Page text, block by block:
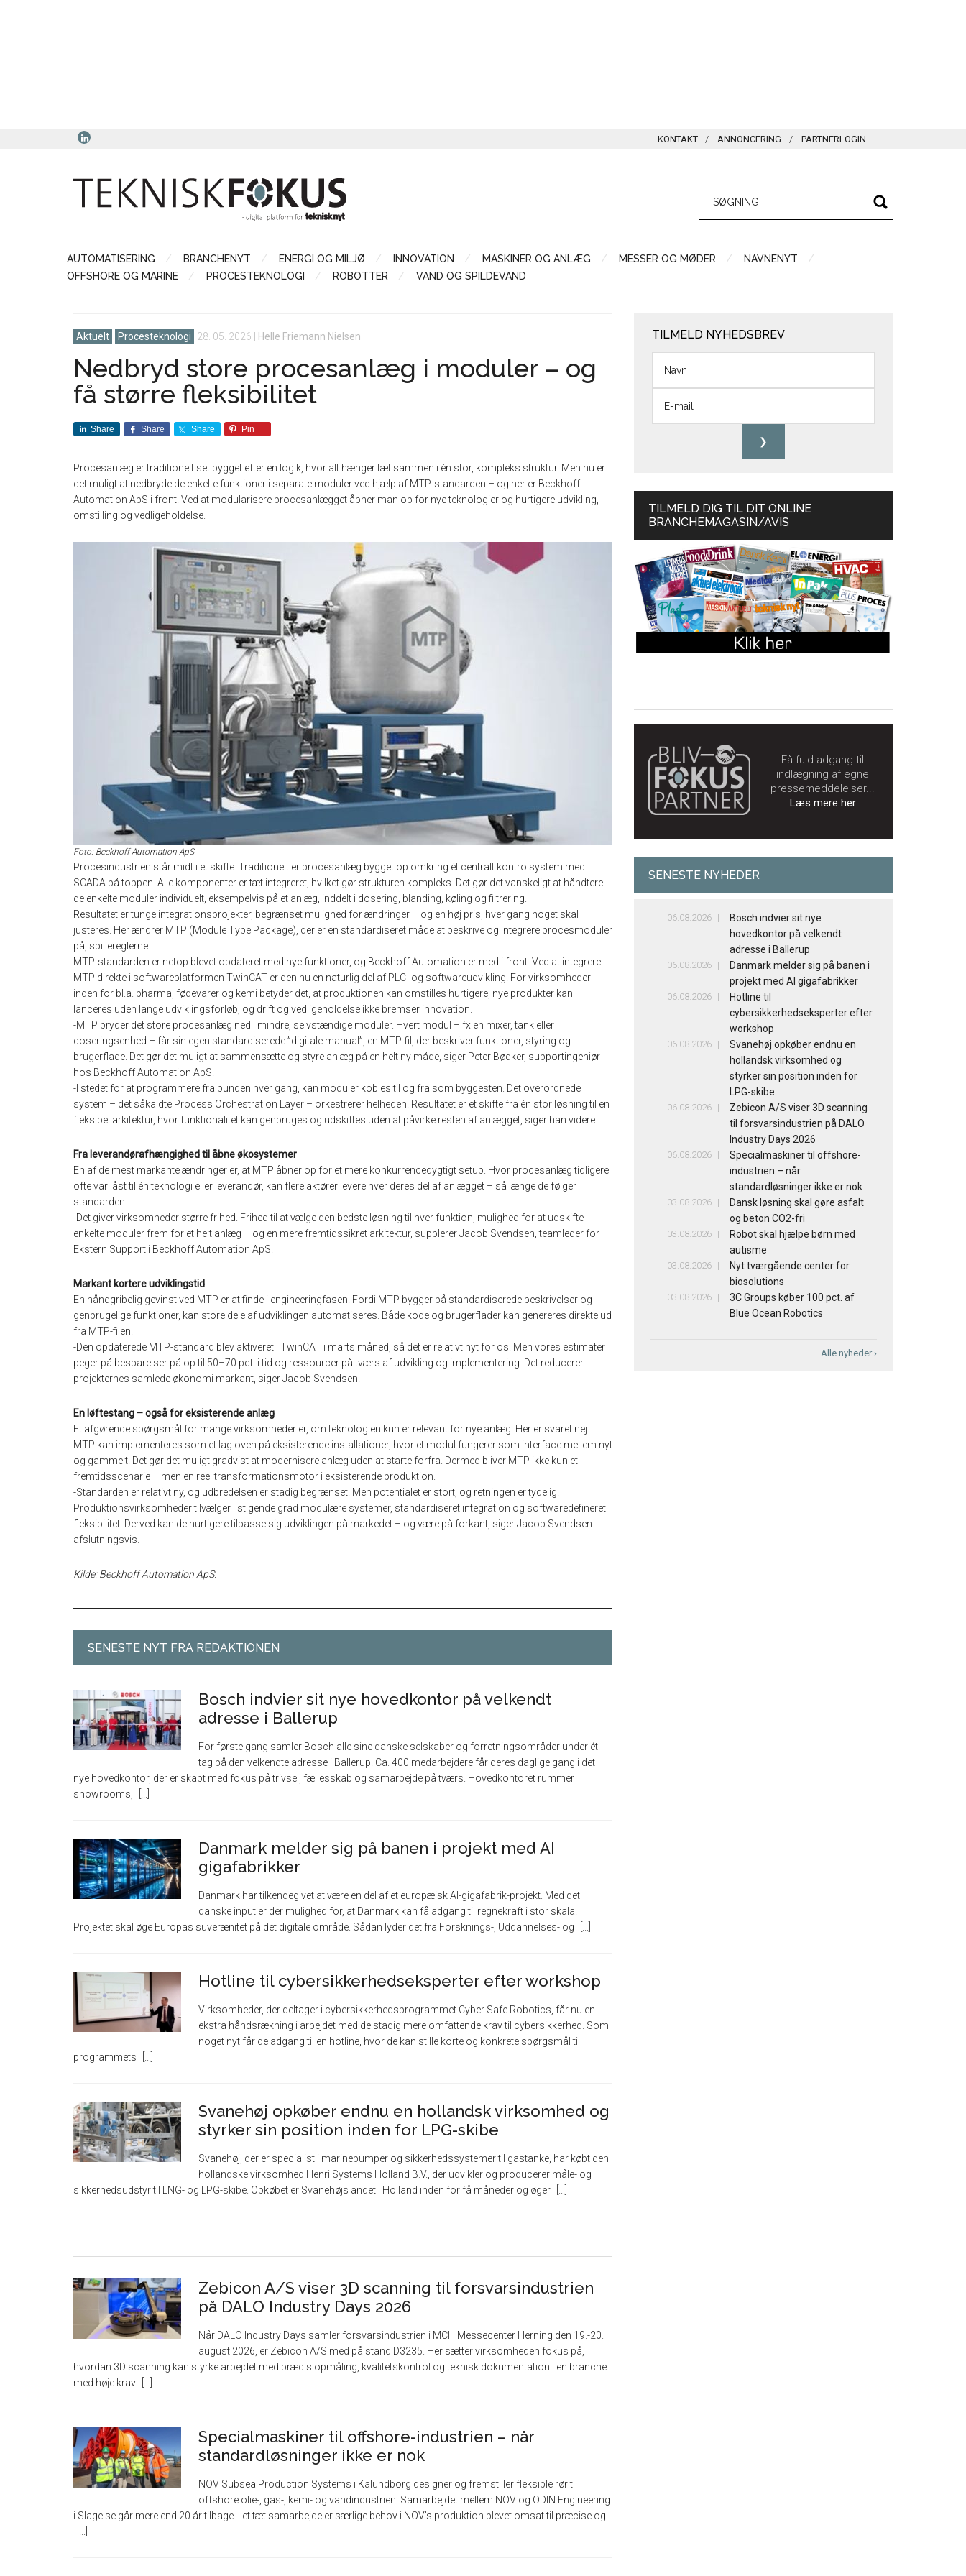
KONTAKT ANNONCERING PARTNERLOGIN
AUTOMATISERING BRANCHENYT ENERGI OG MILJØ INNOVATION MASKINER OG ANLÆG MESSER OG MØDER
NAVNENYT
OFFSHORE OG MARINE
PROCESTEKNOLOGI ROBOTTER VAND OG SPILDEVAND
Aktuelt Procesteknologi 28. 05. 2026 Helle Friemann Nielsen
Nedbryd store procesanlæg i moduler – og
få større fleksibilitet
Share Share Share Pin
Procesanlæg er traditionelt set bygget efter en logik, hvor alt hænger tæt sammen i én stor, kompleks struktur. Men nu er
det muligt at nedbryde de enkelte funktioner i separate moduler ved hjælp af MTP-standarden – og her er Beckhoff
Automation ApS i front. Ved at modularisere procesanlægget åbner man op for nye teknologier og hurtigere udvikling,
omstilling og vedligeholdelse.
Foto: Beckhoff Automation ApS.
Procesindustrien står midt i et skifte. Traditionelt er procesanlæg bygget op omkring ét centralt kontrolsystem med
SCADA på toppen. Alle komponenter er tæt integreret, hvilket gør strukturen kompleks. Det gør det vanskeligt at håndtere
de enkelte moduler individuelt, eksempelvis på et anlæg, inddelt i dosering, blanding, køling og filtrering.
Resultatet er tunge integrationsprojekter, begrænset mulighed for ændringer – og en høj pris, hver gang noget skal
justeres. Her ændrer MTP (Module Type Package), der er en standardiseret måde at beskrive og integrere procesmoduler
på, spillereglerne.
MTP-standarden er netop blevet opdateret med nye funktioner, og Beckhoff Automation er med i front. Ved at integrere
MTP direkte i softwareplatformen TwinCAT er den nu en naturlig del af PLC- og softwareudvikling. For virksomheder
inden for bl.a. pharma, fødevarer og kemi betyder det, at produktionen kan omstilles hurtigere, nye produkter kan
lanceres uden lange udviklingsforløb, og drift og vedligeholdelse ikke bremser innovation.
-MTP bryder det store procesanlæg ned i mindre, selvstændige moduler. Hvert modul – fx en mixer, tank eller
doseringsenhed – får sin egen standardiserede ”digitale manual”, en MTP-fil, der beskriver funktioner, styring og
brugerflade. Det gør det muligt at sammensætte og styre anlæg på en helt ny måde, siger Peter Bødker, supportingeniør
hos Beckhoff Automation ApS.
-I stedet for at programmere fra bunden hver gang, kan moduler kobles til og fra som byggesten. Det overordnede
system – det såkaldte Process Orchestration Layer – orkestrerer helheden. Resultatet er et skifte fra én stor løsning til en
fleksibel arkitektur, hvor funktionalitet kan genbruges og udskiftes uden at påvirke resten af anlægget, siger han videre.
Fra leverandørafhængighed til åbne økosystemer
En af de mest markante ændringer er, at MTP åbner op for et mere konkurrencedygtigt setup. Hvor procesanlæg tidligere
ofte var låst til én teknologi eller leverandør, kan flere aktører levere hver deres del af anlægget – så længe de følger
standarden.
-Det giver virksomheder større frihed. Frihed til at vælge den bedste løsning til hver funktion, mulighed for at udskifte
enkelte moduler frem for et helt anlæg – og en mere fremtidssikret arkitektur, supplerer Jacob Svendsen, teamleder for
Ekstern Support i Beckhoff Automation ApS.
Markant kortere udviklingstid
En håndgribelig gevinst ved MTP er at finde i engineeringfasen. Fordi MTP bygger på standardiserede beskrivelser og
genbrugelige funktioner, kan store dele af udviklingen automatiseres. Både kode og brugerflader kan genereres direkte ud
fra MTP-filen.
-Den opdaterede MTP-standard blev aktiveret i TwinCAT i marts måned, så det er relativt nyt for os. Men vores estimater
peger på besparelser på op til 50–70 pct. i tid og ressourcer på tværs af udvikling og implementering. Det reducerer
projekternes samlede økonomi markant, siger Jacob Svendsen.
En løftestang – også for eksisterende anlæg
Et afgørende spørgsmål for mange virksomheder er, om teknologien kun er relevant for nye anlæg. Her er svaret nej.
MTP kan implementeres som et lag oven på eksisterende installationer, hvor et modul fungerer som interface mellem nyt
og gammelt. Det gør det muligt gradvist at modernisere anlæg uden at starte forfra. Dermed bliver MTP ikke kun et
fremtidsscenarie – men en reel transformationsmotor i eksisterende produktion.
-Standarden er relativt ny, og udbredelsen er stadig begrænset. Men potentialet er stort, og retningen er tydelig.
Produktionsvirksomheder tilvælger i stigende grad modulære systemer, standardiseret integration og softwaredefineret
fleksibilitet. Derved kan de hurtigere tilpasse sig udviklingen på markedet – og være på forkant, siger Jacob Svendsen
afslutningsvis.
Kilde: Beckhoff Automation ApS.
SENESTE NYT FRA REDAKTIONEN
Bosch indvier sit nye hovedkontor på velkendt
adresse i Ballerup
For første gang samler Bosch alle sine danske selskaber og forretningsområder under ét
tag på den velkendte adresse i Ballerup. Ca. 400 medarbejdere får deres daglige gang i det
nye hovedkontor, der er skabt med fokus på trivsel, fællesskab og samarbejde på tværs. Hovedkontoret rummer
showrooms,
Danmark melder sig på banen i projekt med AI
gigafabrikker
Danmark har tilkendegivet at være en del af et europæisk AI-gigafabrik-projekt. Med det
danske input er der mulighed for, at Danmark kan få adgang til regnekraft i stor skala.
Projektet skal øge Europas suverænitet på det digitale område. Sådan lyder det fra Forsknings-, Uddannelses- og
Hotline til cybersikkerhedseksperter efter workshop
Virksomheder, der deltager i cybersikkerhedsprogrammet Cyber Safe Robotics, får nu en
ekstra håndsrækning i arbejdet med de stadig mere omfattende krav til cybersikkerhed. Som
noget nyt får de adgang til en hotline, hvor de kan stille korte og konkrete spørgsmål til
programmets
Svanehøj opkøber endnu en hollandsk virksomhed og
styrker sin position inden for LPG-skibe
Svanehøj, der er specialist i marinepumper og sikkerhedssystemer til gastanke, har købt den
hollandske virksomhed Henri Systems Holland B.V., der udvikler og producerer måle- og
sikkerhedsudstyr til LNG- og LPG-skibe. Opkøbet er Svanehøjs andet i Holland inden for få måneder og øger
Zebicon A/S viser 3D scanning til forsvarsindustrien
på DALO Industry Days 2026
Når DALO Industry Days samler forsvarsindustrien i MCH Messecenter Herning den 19.-20.
august 2026, er Zebicon A/S med på stand D3235. Her sætter virksomheden fokus på,
hvordan 3D scanning kan styrke arbejdet med præcis opmåling, kvalitetskontrol og teknisk dokumentation i en branche
med høje krav
Specialmaskiner til offshore-industrien – når
standardløsninger ikke er nok
NOV Subsea Production Systems i Kalundborg designer og fremstiller fleksible rør til
offshore olie-, gas-, kemi- og vandindustrien. Samarbejdet mellem NOV og ODIN Engineering
i Slagelse går mere end 20 år tilbage. I et tæt samarbejde er særlige behov i NOV’s produktion blevet omsat til præcise og
TILMELD NYHEDSBREV
TILMELD DIG TIL DIT ONLINE
BRANCHEMAGASIN/AVIS
Få fuld adgang til
indlægning af egne
pressemeddelelser...
Læs mere her
SENESTE NYHEDER
06.08.2026
Bosch indvier sit nye
hovedkontor på velkendt
adresse i Ballerup
06.08.2026
Danmark melder sig på banen i
projekt med AI gigafabrikker
06.08.2026
Hotline til
cybersikkerhedseksperter efter
workshop
06.08.2026
Svanehøj opkøber endnu en
hollandsk virksomhed og
styrker sin position inden for
LPG-skibe
06.08.2026
Zebicon A/S viser 3D scanning
til forsvarsindustrien på DALO
Industry Days 2026
06.08.2026
Specialmaskiner til offshore-
industrien – når
standardløsninger ikke er nok
03.08.2026
Dansk løsning skal gøre asfalt
og beton CO2-fri
03.08.2026
Robot skal hjælpe børn med
autisme
03.08.2026
Nyt tværgående center for
biosolutions
03.08.2026
3C Groups køber 100 pct. af
Blue Ocean Robotics
Alle nyheder ›